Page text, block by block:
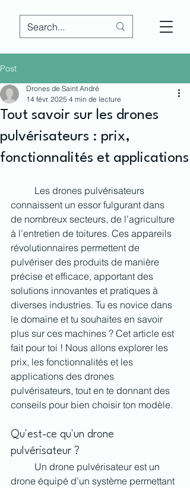
Post
Tout savoir sur les drones
pulvérisateurs : prix,
fonctionnalités et applications
Drones de Saint André
14 févr. 2025 4 min de lecture
connaissent un essor fulgurant dans
de nombreux secteurs, de l’agriculture
à l’entretien de toitures. Ces appareils
révolutionnaires permettent de
pulvériser des produits de manière
précise et efficace, apportant des
solutions innovantes et pratiques à
diverses industries. Tu es novice dans
le domaine et tu souhaites en savoir
plus sur ces machines ? Cet article est
fait pour toi ! Nous allons explorer les
prix, les fonctionnalités et les
applications des drones
pulvérisateurs, tout en te donnant des
conseils pour bien choisir ton modèle.
Qu'est-ce qu'un drone
pulvérisateur ?
drone équipé d’un système permettant